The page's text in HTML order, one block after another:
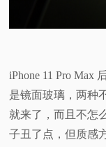
iPhone 11 Pro Max
是镜面玻璃，两种
就来了，而且不怎
子丑了点，但质感